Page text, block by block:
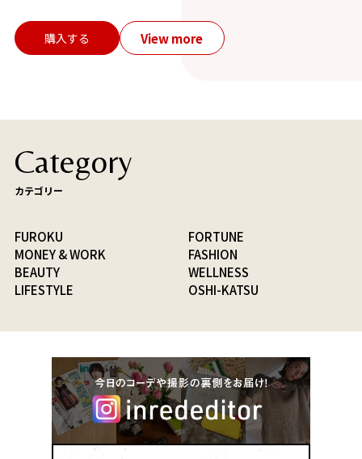
購入する View more
Category
カテゴリー
FUROKU
FORTUNE
MONEY & WORK
FASHION
BEAUTY
WELLNESS
LIFESTYLE
OSHI-KATSU